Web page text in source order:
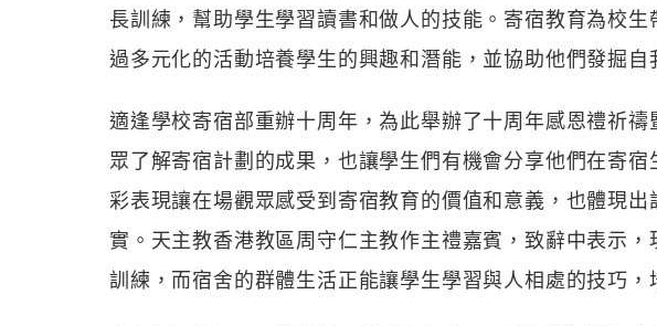
長訓練，幫助學生學習讀書和做人的技能。寄宿教育為校
過多元化的活動培養學生的興趣和潛能，並協助他們發掘自
適逢學校寄宿部重辦十周年，為此舉辦了十周年感恩禮祈
眾了解寄宿計劃的成果，也讓學生們有機會分享他們在寄
彩表現讓在場觀眾感受到寄宿教育的價值和意義，也體現
實。天主教香港教區周守仁主教作主禮嘉賓，致辭中表示
訓練，而宿舍的群體生活正能讓學生學習與人相處的技巧，